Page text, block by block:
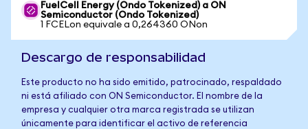
FuelCell Energy (Ondo Tokenized) a ON
Semiconductor (Ondo Tokenized)
1 FCELon equivale a 0,264360 ONon
Descargo de responsabilidad
Este producto no ha sido emitido, patrocinado, respaldado
ni está afiliado con ON Semiconductor. El nombre de la
empresa y cualquier otra marca registrada se utilizan
únicamente para identificar el activo de referencia